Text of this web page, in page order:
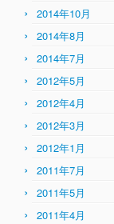
2014年10月
2014年8月
2014年7月
2012年5月
2012年4月
2012年3月
2012年1月
2011年7月
2011年5月
2011年4月